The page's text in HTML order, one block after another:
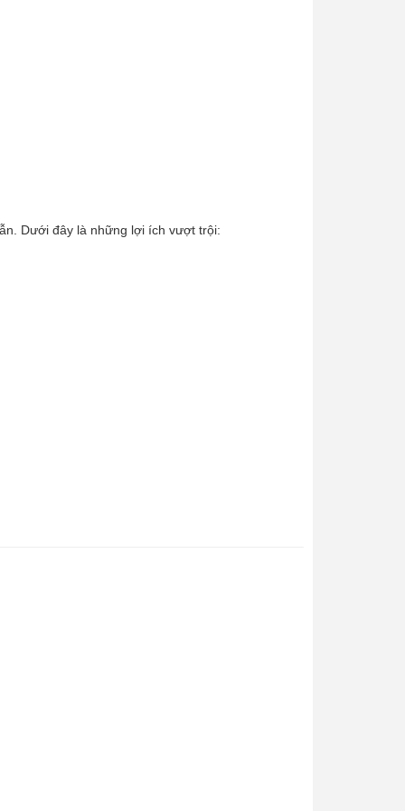
Dưới đây là những lợi ích vượt trội: